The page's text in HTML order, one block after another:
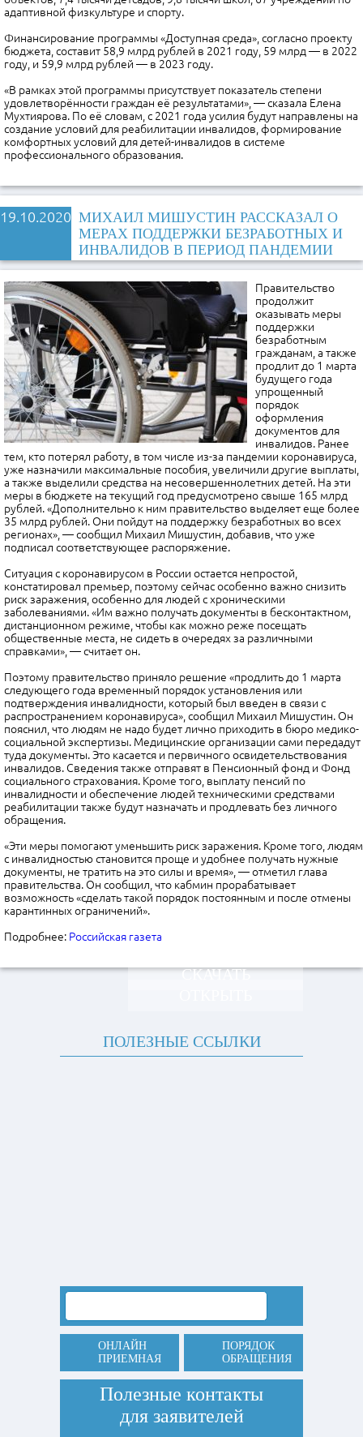
адаптивной физкультуре и спорту.
Финансирование программы «Доступная среда», согласно проекту
бюджета, составит 58,9 млрд рублей в 2021 году, 59 млрд — в 2022
году, и 59,9 млрд рублей — в 2023 году.
«В рамках этой программы присутствует показатель степени
удовлетворённости граждан её результатами», — сказала Елена
Мухтиярова. По её словам, с 2021 года усилия будут направлены на
создание условий для реабилитации инвалидов, формирование
комфортных условий для детей-инвалидов в системе
профессионального образования.
19.10.2020 МИХАИЛ МИШУСТИН РАССКАЗАЛ О
МЕРАХ ПОДДЕРЖКИ БЕЗРАБОТНЫХ И
ИНВАЛИДОВ В ПЕРИОД ПАНДЕМИИ
Правительство
продолжит
оказывать меры
поддержки
безработным
гражданам, а также
продлит до 1 марта
будущего года
упрощенный
порядок
оформления
документов для
инвалидов. Ранее
тем, кто потерял работу, в том числе из-за пандемии коронавируса,
уже назначили максимальные пособия, увеличили другие выплаты,
а также выделили средства на несовершеннолетних детей. На эти
меры в бюджете на текущий год предусмотрено свыше 165 млрд
рублей. «Дополнительно к ним правительство выделяет еще более
35 млрд рублей. Они пойдут на поддержку безработных во всех
регионах», — сообщил Михаил Мишустин, добавив, что уже
подписал соответствующее распоряжение.
Ситуация с коронавирусом в России остается непростой,
констатировал премьер, поэтому сейчас особенно важно снизить
риск заражения, особенно для людей с хроническими
заболеваниями. «Им важно получать документы в бесконтактном,
дистанционном режиме, чтобы как можно реже посещать
общественные места, не сидеть в очередях за различными
справками», — считает он.
Поэтому правительство приняло решение «продлить до 1 марта
следующего года временный порядок установления или
подтверждения инвалидности, который был введен в связи с
распространением коронавируса», сообщил Михаил Мишустин. Он
пояснил, что людям не надо будет лично приходить в бюро медико-
социальной экспертизы. Медицинские организации сами передадут
туда документы. Это касается и первичного освидетельствования
инвалидов. Сведения также отправят в Пенсионный фонд и Фонд
социального страхования. Кроме того, выплату пенсий по
инвалидности и обеспечение людей техническими средствами
реабилитации также будут назначать и продлевать без личного
обращения.
«Эти меры помогают уменьшить риск заражения. Кроме того, людям
с инвалидностью становится проще и удобнее получать нужные
документы, не тратить на это силы и время», — отметил глава
правительства. Он сообщил, что кабмин прорабатывает
возможность «сделать такой порядок постоянным и после отмены
карантинных ограничений».
Подробнее: Российская газета
СКАЧАТЬ
ПОЛЕЗНЫЕ ССЫЛКИ
ОНЛАЙН
ПРИЕМНАЯ
ПОРЯДОК
ОБРАЩЕНИЯ
Полезные контакты
для заявителей